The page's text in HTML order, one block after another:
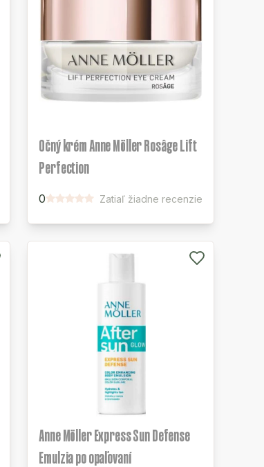
Očný krém Anne Möller Rosâge Lift
Perfection
0 Zatiaľ žiadne recenzie
Anne Möller Express Sun Defense
Emulzia po opaľovaní